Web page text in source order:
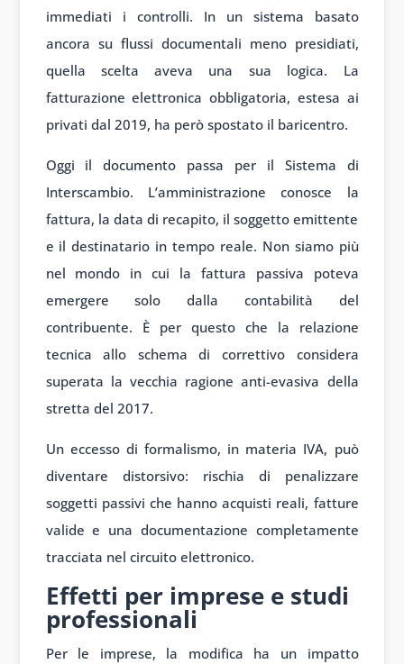
immediati i controlli. In un sistema basato
ancora su flussi documentali meno presidiati,
quella scelta aveva una sua logica. La
fatturazione elettronica obbligatoria, estesa ai
privati dal 2019, ha però spostato il baricentro.
Oggi il documento passa per il Sistema di
Interscambio. L’amministrazione conosce la
fattura, la data di recapito, il soggetto emittente
e il destinatario in tempo reale. Non siamo più
nel mondo in cui la fattura passiva poteva
emergere solo dalla contabilità del
contribuente. È per questo che la relazione
tecnica allo schema di correttivo considera
superata la vecchia ragione anti-evasiva della
stretta del 2017.
Un eccesso di formalismo, in materia IVA, può
diventare distorsivo: rischia di penalizzare
soggetti passivi che hanno acquisti reali, fatture
valide e una documentazione completamente
tracciata nel circuito elettronico.
Effetti per imprese e studi
professionali
Per le imprese, la modifica ha un impatto